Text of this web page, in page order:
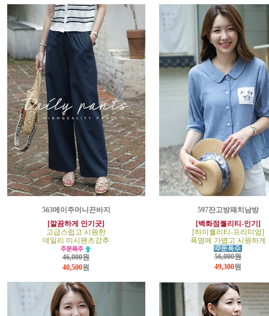
563메이주머니끈바지
[깔끔하게 인기굿]
고급스럽고 시원한
데일리 미시팬츠강추
46,000원
40,500원
597잔고방패치남방
[백화점퀄리티-인기]
[하이퀄리티-프리미엄]
폭염에 가볍고 시원하게
56,000원
49,300원